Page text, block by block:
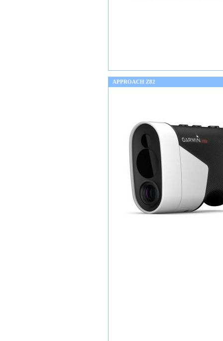
APPROACH Z82